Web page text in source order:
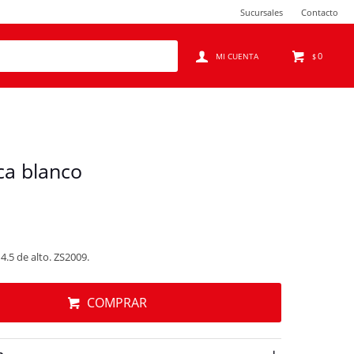
$0
Sucursales Contacto
blanco
de alto. ZS2009.
COMPRAR